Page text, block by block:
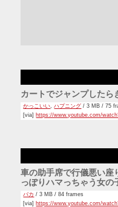
カートでジャンプしたら